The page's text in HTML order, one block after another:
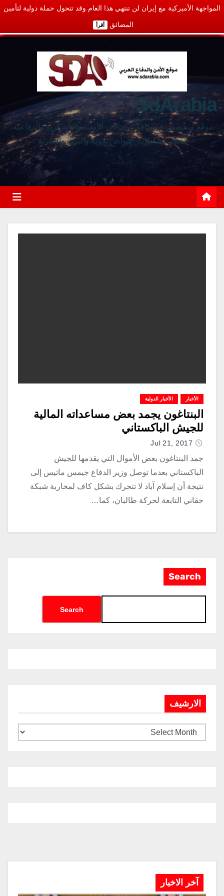
المواجهة الأميركية مع إيران لن تنتهي هذا العام وقد تتحول حملة دولية لتأمين
المضائق أقرأ
SdArabia
موقع متخصص في كافة المجالات الأمنية والعسكرية والدفاعية،
يغطي نشاطات القوات الجوية والبرية والبحرية
الأخبار الأخبار الدولية
البنتاغون يجمد بعض مساعداته المالية
للجيش الباكستاني
Jul 21, 2017
جمد البنتاغون بعض الأموال التي يقدمها للجيش
الباكستاني بعدما توصل وزير الدفاع جيمس ماتيس إلى
نتيجة أن إسلام آباد لا تتحرك بشكل كاف لمحاربة شبكة
حقاني التابعة لحركة طالبان، كما…
Search
Search
الارشيف
آخر الاخبار